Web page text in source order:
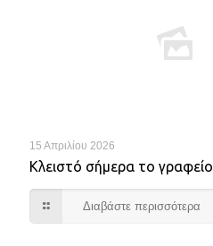
15 Απριλίου 2026
Κλειστό σήμερα το γραφείο
Διαβάστε περισσότερα